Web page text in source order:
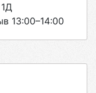
13:00–14:00